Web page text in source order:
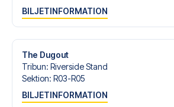
BILJETINFORMATION
The Dugout
Tribun: Riverside Stand
Sektion: R03-R05
BILJETINFORMATION